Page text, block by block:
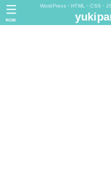
WordPress・HTML・CSS・
MENU